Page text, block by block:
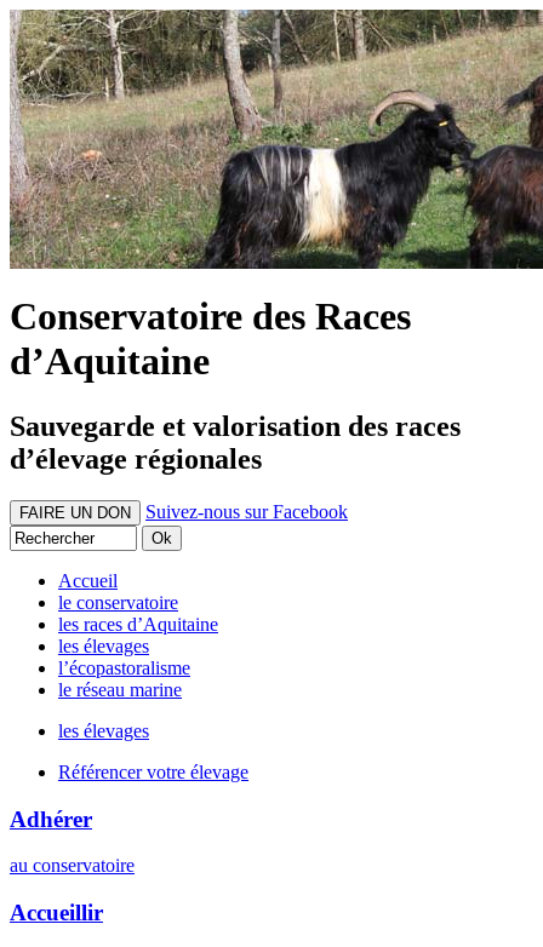
Conservatoire des Races
d’Aquitaine
Sauvegarde et valorisation des races
d’élevage régionales
FAIRE UN DON Suivez-nous sur Facebook
Accueil
le conservatoire
les races d’Aquitaine
les élevages
l’écopastoralisme
le réseau marine
les élevages
Référencer votre élevage
Adhérer
au conservatoire
Accueillir